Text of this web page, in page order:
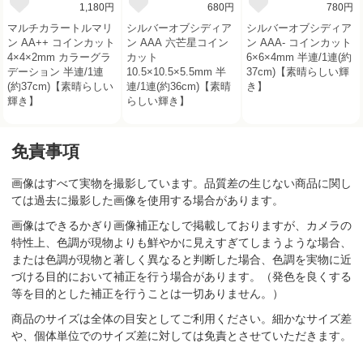
1,180円
マルチカラートルマリ
ン AA++ コインカット
4×4×2mm カラーグラ
デーション 半連/1連
(約37cm)【素晴らしい
輝き】
680円
シルバーオブシディア
ン AAA 六芒星コイン
カット
10.5×10.5×5.5mm 半
連/1連(約36cm)【素晴
らしい輝き】
780円
シルバーオブシディア
ン AAA- コインカット
6×6×4mm 半連/1連(約
37cm)【素晴らしい輝
き】
免責事項
画像はすべて実物を撮影しています。品質差の生じない商品に関し
ては過去に撮影した画像を使用する場合があります。
画像はできるかぎり画像補正なしで掲載しておりますが、カメラの
特性上、色調が現物よりも鮮やかに見えすぎてしまうような場合、
または色調が現物と著しく異なると判断した場合、色調を実物に近
づける目的において補正を行う場合があります。（発色を良くする
等を目的とした補正を行うことは一切ありません。）
商品のサイズは全体の目安としてご利用ください。細かなサイズ差
や、個体単位でのサイズ差に対しては免責とさせていただきます。